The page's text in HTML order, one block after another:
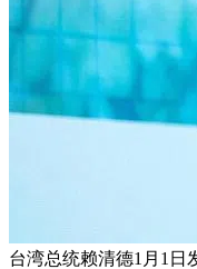
台湾总统赖清德1月1日